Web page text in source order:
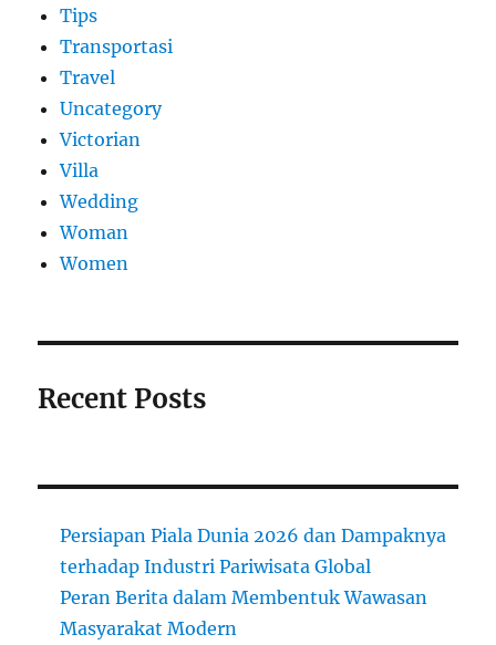
Tips
Transportasi
Travel
Uncategory
Victorian
Villa
Wedding
Woman
Women
Recent Posts
Persiapan Piala Dunia 2026 dan Dampaknya
terhadap Industri Pariwisata Global
Peran Berita dalam Membentuk Wawasan
Masyarakat Modern